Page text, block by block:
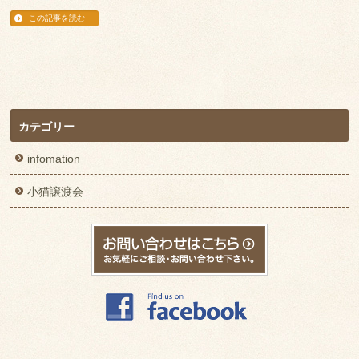
この記事を読む
カテゴリー
infomation
小猫譲渡会